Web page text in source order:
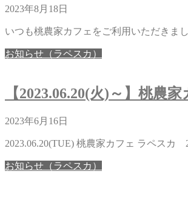
2023年8月18日
いつも桃農家カフェをご利用いただきま
お知らせ（ラペスカ）
【2023.06.20(火)～】桃農
2023年6月16日
2023.06.20(TUE) 桃農家カフェ ラペスカ
お知らせ（ラペスカ）